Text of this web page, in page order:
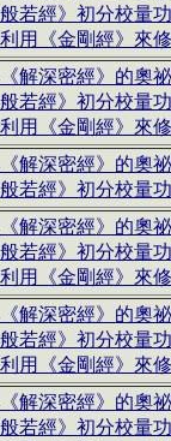
般若經》初分校量
用《金剛經》來
解深密經》的奧
般若經》初分校量
用《金剛經》來
解深密經》的奧
般若經》初分校量
解深密經》的奧
般若經》初分校量
用《金剛經》來
解深密經》的奧
般若經》初分校量
用《金剛經》來
解深密經》的奧
般若經》初分校量